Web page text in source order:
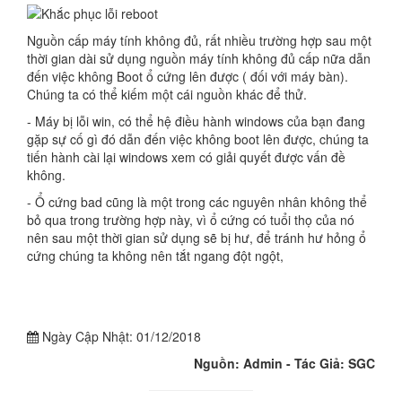
Nguồn cấp máy tính không đủ, rất nhiều trường hợp sau một
thời gian dài sử dụng nguồn máy tính không đủ cấp nữa dẫn
đến việc không Boot ổ cứng lên được ( đối với máy bàn).
Chúng ta có thể kiếm một cái nguồn khác để thử.
- Máy bị lỗi win, có thể hệ điều hành windows của bạn đang
gặp sự cố gì đó dẫn đến việc không boot lên được, chúng ta
tiến hành cài lại windows xem có giải quyết được vấn đề
không.
- Ổ cứng bad cũng là một trong các nguyên nhân không thể
bỏ qua trong trường hợp này, vì ổ cứng có tuổi thọ của nó
nên sau một thời gian sử dụng sẽ bị hư, để tránh hư hỏng ổ
cứng chúng ta không nên tắt ngang đột ngột,
Ngày Cập Nhật: 01/12/2018
Nguồn: Admin - Tác Giả: SGC